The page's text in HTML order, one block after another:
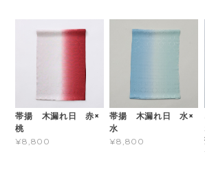
帯揚 木漏れ日 赤×
桃
¥8,800
帯揚 木漏れ日 水×
水
¥8,800